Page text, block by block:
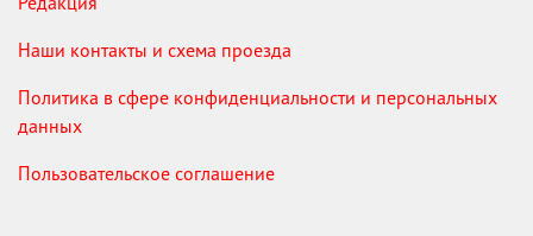
Наши контакты и схема проезда
Политика в сфере конфиденциальности и персональных
данных
Пользовательское соглашение